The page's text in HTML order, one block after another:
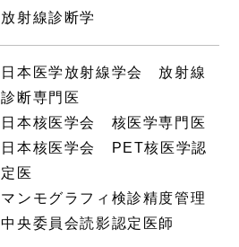
放射線診断学
日本医学放射線学会 放射線
診断専門医
日本核医学会 核医学専門医
日本核医学会 PET核医学認
定医
マンモグラフィ検診精度管理
中央委員会読影認定医師